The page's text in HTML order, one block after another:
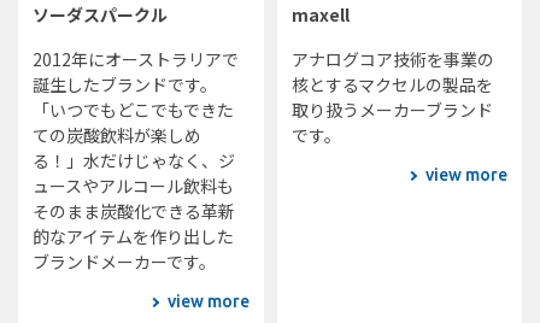
ソーダスパークル
2012年にオーストラリアで
誕生したブランドです。
「いつでもどこでもできた
ての炭酸飲料が楽しめ
る！」水だけじゃなく、ジ
ュースやアルコール飲料も
そのまま炭酸化できる革新
的なアイテムを作り出した
ブランドメーカーです。
view more
maxell
アナログコア技術を事業の
核とするマクセルの製品を
取り扱うメーカーブランド
です。
view more